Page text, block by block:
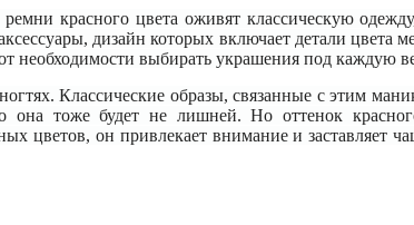
красного цвета оживят классическую
дизайн которых включает детали цвета
необходимости выбирать украшения под каждую
Классические образы, связанные с этим
она тоже будет не лишней. Но оттенок
цветов, он привлекает внимание и заставляет